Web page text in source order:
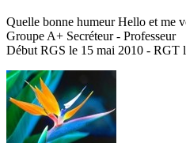
Quelle bonne humeur Hello et me
Groupe A+ Secréteur - Professeur
Début RGS le 15 mai 2010 - RGT